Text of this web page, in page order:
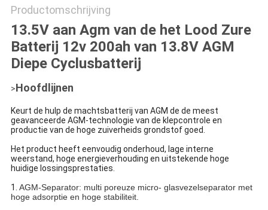
Productomschrijving
13.5V aan Agm van de het Lood Zure
Batterij 12v 200ah van 13.8V AGM
Diepe Cyclusbatterij
>Hoofdlijnen
Keurt de hulp de machtsbatterij van AGM de de meest
geavanceerde AGM-technologie van de klepcontrole en
productie van de hoge zuiverheids grondstof goed.
Het product heeft eenvoudig onderhoud, lage interne
weerstand, hoge energieverhouding en uitstekende hoge
huidige lossingsprestaties.
1. AGM-Separator: multi poreuze micro- glasvezelseparator met
hoge adsorptie en hoge stabiliteit.